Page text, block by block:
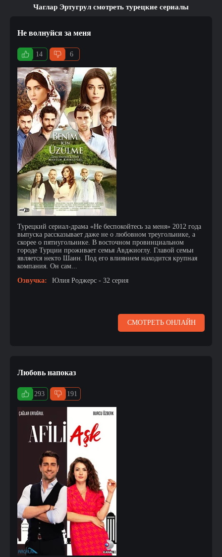
Чаглар Эртугрул смотреть турецкие сериалы
Не волнуйся за меня
14 6
Турецкий сериал-драма «Не беспокойтесь за меня» 2012 года
выпуска рассказывает даже не о любовном треугольнике, а
скорее о пятиугольнике. В восточном провинциальном
городе Турции проживает семья Авджиоглу. Главой семьи
является некто Шаин. Под его влиянием находится крупная
компания. Он сам...
Озвучка:
Юлия Роджерс - 32 серия
СМОТРЕТЬ ОНЛАЙН
Любовь напоказ
293 191